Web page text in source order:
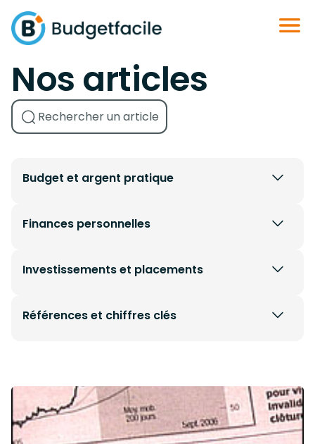
Nos articles
Budget et argent pratique
Finances personnelles
Investissements et placements
Références et chiffres clés